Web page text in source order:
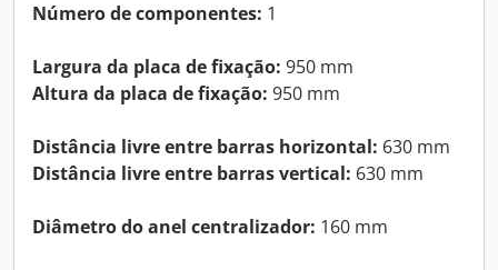
Número de componentes: 1
Largura da placa de fixação: 950 mm
Altura da placa de fixação: 950 mm
Distância livre entre barras horizontal: 630 mm
Distância livre entre barras vertical: 630 mm
Diâmetro do anel centralizador: 160 mm